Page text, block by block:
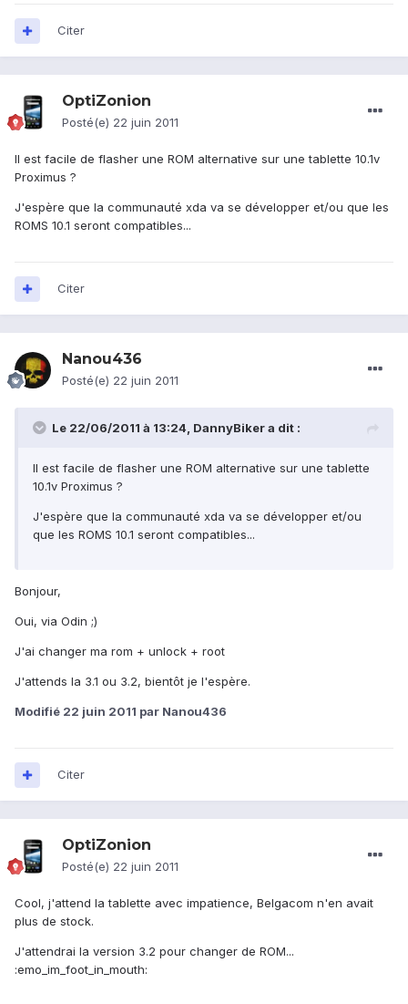
Citer
OptiZonion
Posté(e) 22 juin 2011
Il est facile de flasher une ROM alternative sur une tablette 10.1v
Proximus ?
J'espère que la communauté xda va se développer et/ou que les
ROMS 10.1 seront compatibles...
Citer
Nanou436
Posté(e) 22 juin 2011
Le 22/06/2011 à 13:24, DannyBiker a dit :
Il est facile de flasher une ROM alternative sur une tablette
10.1v Proximus ?
J'espère que la communauté xda va se développer et/ou
que les ROMS 10.1 seront compatibles...
Bonjour,
Oui, via Odin ;)
J'ai changer ma rom + unlock + root
J'attends la 3.1 ou 3.2, bientôt je l'espère.
Modifié 22 juin 2011 par Nanou436
Citer
OptiZonion
Posté(e) 22 juin 2011
Cool, j'attend la tablette avec impatience, Belgacom n'en avait
plus de stock.
J'attendrai la version 3.2 pour changer de ROM...
:emo_im_foot_in_mouth: